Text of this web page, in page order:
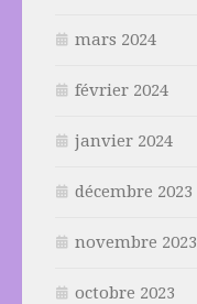
mars 2024
février 2024
janvier 2024
décembre 2023
novembre 2023
octobre 2023